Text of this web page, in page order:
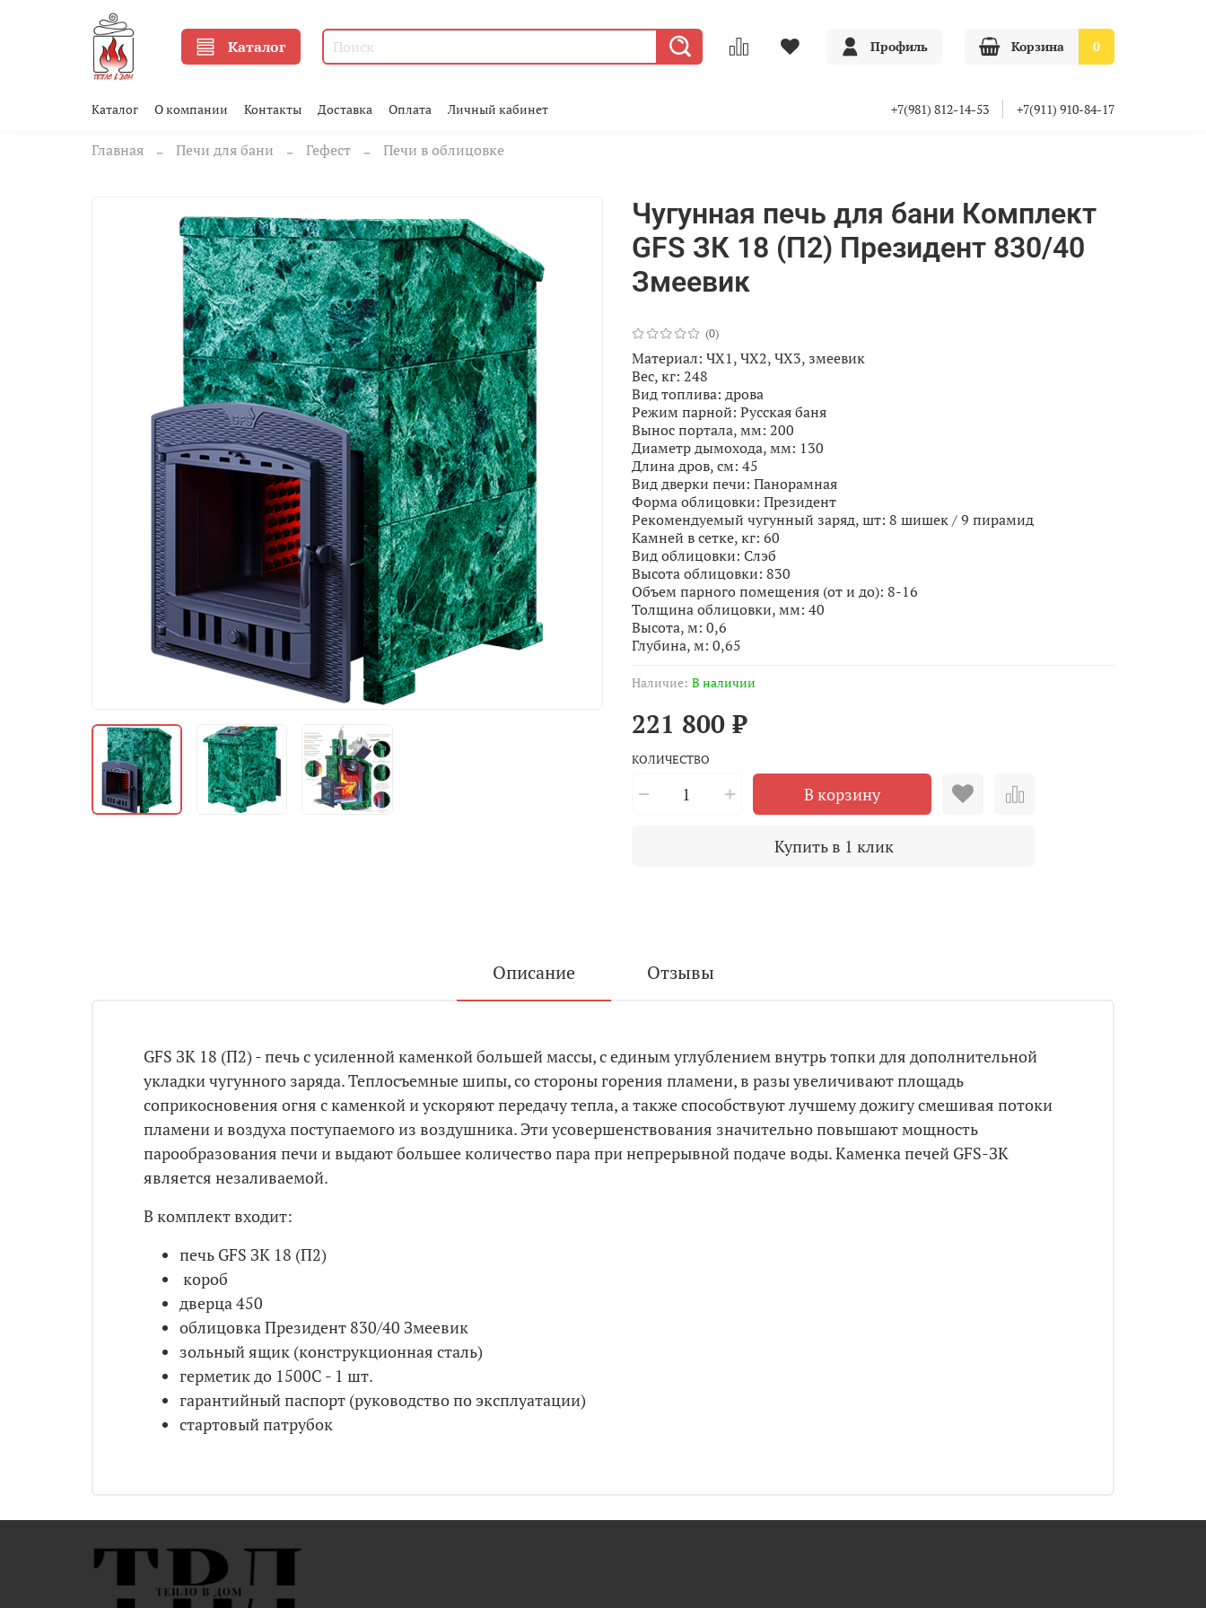
Каталог Профиль Корзина 0
Каталог О компании Контакты Доставка Оплата Личный кабинет +7(981) 812-14-53 +7(911) 910-84-17
Главная Печи для бани Гефест Печи в облицовке
(0)
Наличие: В наличии
Чугунная печь для бани Комплект
GFS ЗК 18 (П2) Президент 830/40
Змеевик
221 800 ₽
КОЛИЧЕСТВО
В корзину
Купить в 1 клик
Материал: ЧХ1, ЧХ2, ЧХ3, змеевик
Вес, кг: 248
Вид топлива: дрова
Режим парной: Русская баня
Вынос портала, мм: 200
Диаметр дымохода, мм: 130
Длина дров, см: 45
Вид дверки печи: Панорамная
Форма облицовки: Президент
Рекомендуемый чугунный заряд, шт: 8 шишек / 9 пирамид
Камней в сетке, кг: 60
Вид облицовки: Слэб
Высота облицовки: 830
Объем парного помещения (от и до): 8-16
Толщина облицовки, мм: 40
Высота, м: 0,6
Глубина, м: 0,65
Описание Отзывы
GFS ЗК 18 (П2) - печь с усиленной каменкой большей массы, с единым углублением внутрь топки для дополнительной
укладки чугунного заряда. Теплосъемные шипы, со стороны горения пламени, в разы увеличивают площадь
соприкосновения огня с каменкой и ускоряют передачу тепла, а также способствуют лучшему дожигу смешивая потоки
пламени и воздуха поступаемого из воздушника. Эти усовершенствования значительно повышают мощность
парообразования печи и выдают большее количество пара при непрерывной подаче воды. Каменка печей GFS-ЗК
является незаливаемой.
В комплект входит:
печь GFS ЗК 18 (П2)
короб
дверца 450
облицовка Президент 830/40 Змеевик
зольный ящик (конструкционная сталь)
герметик до 1500С - 1 шт.
гарантийный паспорт (руководство по эксплуатации)
стартовый патрубок